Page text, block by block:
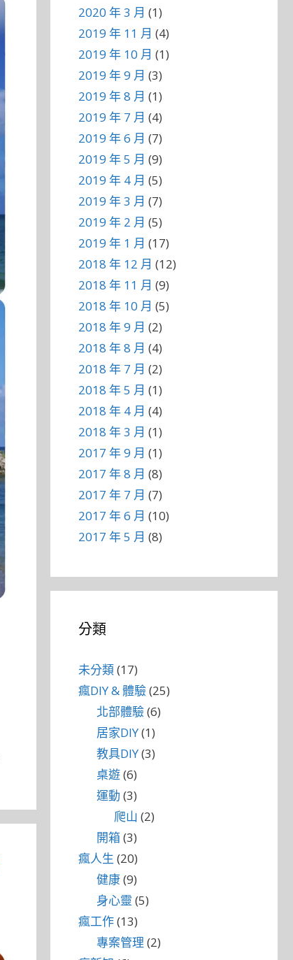
2020 年 3 月 (1)
2019 年 11 月 (4)
2019 年 10 月 (1)
2019 年 9 月 (3)
2019 年 8 月 (1)
2019 年 7 月 (4)
2019 年 6 月 (7)
2019 年 5 月 (9)
2019 年 4 月 (5)
2019 年 3 月 (7)
2019 年 2 月 (5)
2019 年 1 月 (17)
2018 年 12 月 (12)
2018 年 11 月 (9)
2018 年 10 月 (5)
2018 年 9 月 (2)
2018 年 8 月 (4)
2018 年 7 月 (2)
2018 年 5 月 (1)
2018 年 4 月 (4)
2018 年 3 月 (1)
2017 年 9 月 (1)
2017 年 8 月 (8)
2017 年 7 月 (7)
2017 年 6 月 (10)
2017 年 5 月 (8)
分類
未分類(17)
瘋DIY & 體驗(25)
北部體驗(6)
居家DIY(1)
教具DIY(3)
桌遊(6)
運動 (3)
爬山 (2)
開箱(3)
瘋人生 (20)
健康(9)
身心靈 (5)
瘋工作(13)
專案管理 (2)